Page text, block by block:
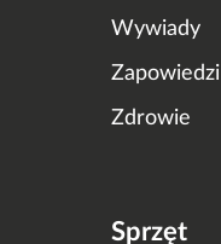
Wywiady
Zapowiedzi
Zdrowie
Sprzęt